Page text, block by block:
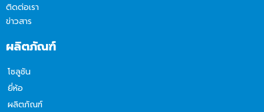
ติดต่อเรา
ข่าวสาร
ผลิตภัณฑ์
โซลูชัน
ยี่ห้อ
ผลิตภัณฑ์